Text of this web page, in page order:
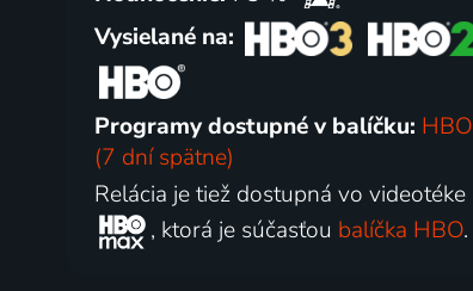
Vysielané na:
Programy dostupné v balíčku: HBO
(7 dní spätne)
Relácia je tiež dostupná vo videotéke
, ktorá je súčasťou balíčka HBO.